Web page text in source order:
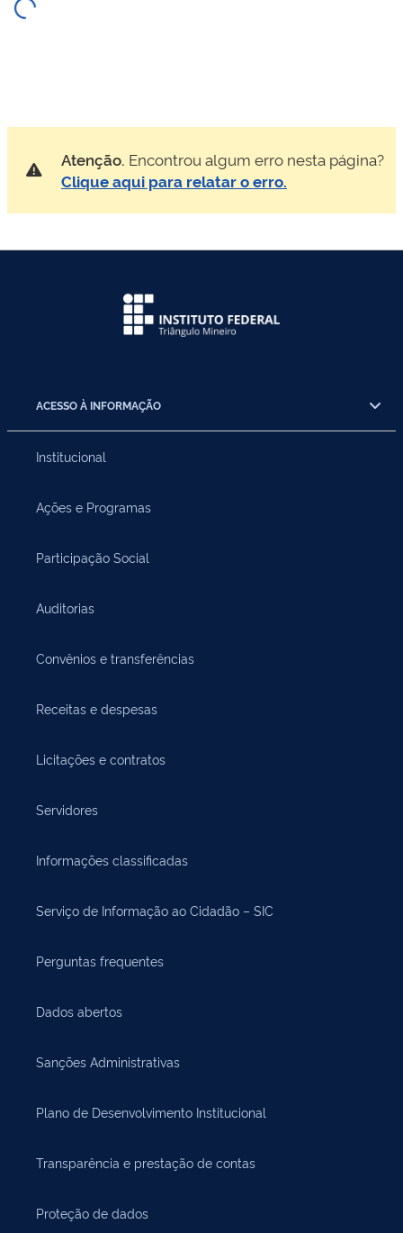
Atenção. Encontrou algum erro nesta página?
Clique aqui para relatar o erro.
ACESSO À INFORMAÇÃO
Institucional
Ações e Programas
Participação Social
Auditorias
Convênios e transferências
Receitas e despesas
Licitações e contratos
Servidores
Informações classificadas
Serviço de Informação ao Cidadão – SIC
Perguntas frequentes
Dados abertos
Sanções Administrativas
Plano de Desenvolvimento Institucional
Transparência e prestação de contas
Proteção de dados